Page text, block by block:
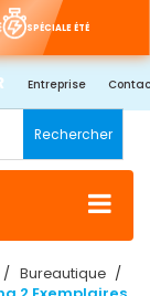
SPÉCIALE ÉTÉ
Entreprise
Rechercher
Bureautique